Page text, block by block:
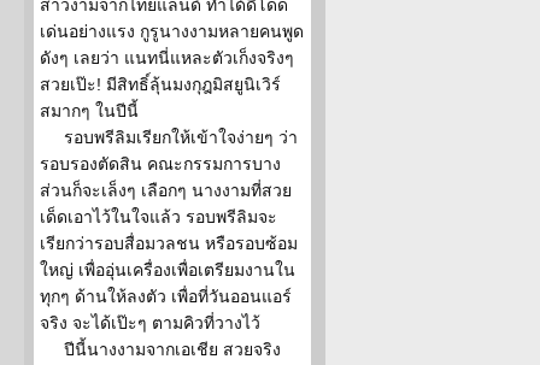
สาวงามจากไทยแลนด์ ทำได้ดีโดด
เด่นอย่างแรง กูรูนางงามหลายคนพูด
ดังๆ เลยว่า แนทนี่แหละตัวเก็งจริงๆ
สวยเป๊ะ! มีสิทธิ์ลุ้นมงกุฎมิสยูนิเวิร์
สมากๆ ในปีนี้
รอบพรีลิมเรียกให้เข้าใจง่ายๆ ว่า
รอบรองตัดสิน คณะกรรมการบาง
ส่วนก็จะเล็งๆ เลือกๆ นางงามที่สวย
เด็ดเอาไว้ในใจแล้ว รอบพรีลิมจะ
เรียกว่ารอบสื่อมวลชน หรือรอบซ้อม
ใหญ่ เพื่ออุ่นเครื่องเพื่อเตรียมงานใน
ทุกๆ ด้านให้ลงตัว เพื่อที่วันออนแอร์
จริง จะได้เป๊ะๆ ตามคิวที่วางไว้
ปีนี้นางงามจากเอเชีย สวยจริง